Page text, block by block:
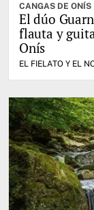
CANGAS DE ONÍS
El dúo
flauta y
Onís
EL FIELATO Y EL